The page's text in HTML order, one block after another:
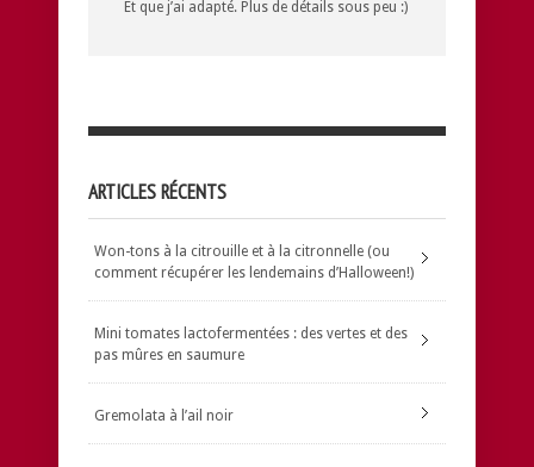
Et que j’ai adapté. Plus de détails sous peu :)
ARTICLES RÉCENTS
Won-tons à la citrouille et à la citronnelle (ou
comment récupérer les lendemains d’Halloween!)
Mini tomates lactofermentées : des vertes et des
pas mûres en saumure
Gremolata à l’ail noir